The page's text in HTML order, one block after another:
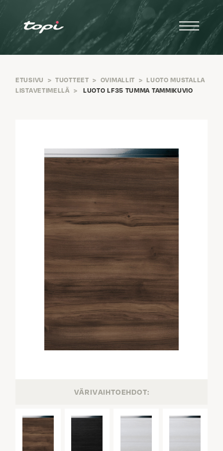
ETUSIVU > TUOTTEET > OVIMALLIT > LUOTO MUSTALLA
LISTAVETIMELLÄ > LUOTO LF35 TUMMA TAMMIKUVIO
VÄRIVAIHTOEHDOT: